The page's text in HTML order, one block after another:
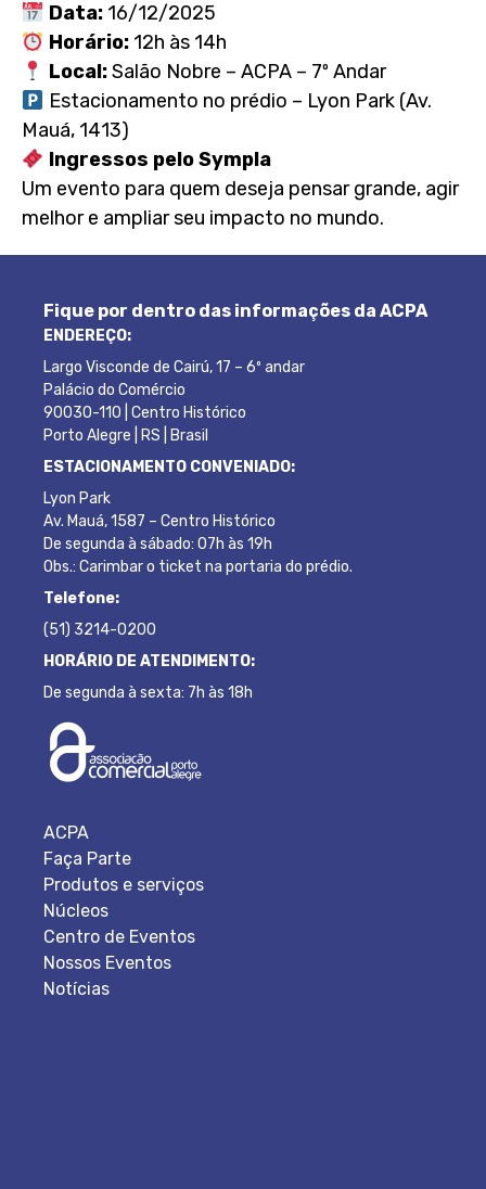
Data:16/12/2025
Horário:12h às 14h
Local:Salão Nobre – ACPA – 7º Andar
Estacionamento no prédio – Lyon Park (Av.
Mauá, 1413)
Ingressos pelo Sympla
Um evento para quem deseja pensar grande, agir
melhor e ampliar seu impacto no mundo.
Fique por dentro das informações da ACPA
ENDEREÇO:
Largo Visconde de Cairú, 17 – 6º andar
Palácio do Comércio
90030-110 | Centro Histórico
Porto Alegre | RS | Brasil
ESTACIONAMENTO CONVENIADO:
Lyon Park
Av. Mauá, 1587 – Centro Histórico
De segunda à sábado: 07h às 19h
Obs.: Carimbar o ticket na portaria do prédio.
Telefone:
(51) 3214-0200
HORÁRIO DE ATENDIMENTO:
De segunda à sexta: 7h às 18h
ACPA
Faça Parte
Produtos e serviços
Núcleos
Centro de Eventos
Nossos Eventos
Notícias